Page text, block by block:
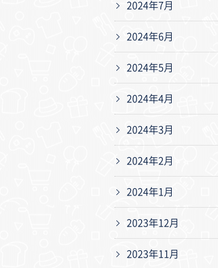
2024年7月
2024年6月
2024年5月
2024年4月
2024年3月
2024年2月
2024年1月
2023年12月
2023年11月